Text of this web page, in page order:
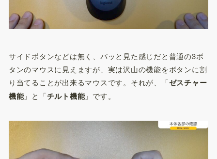
サイドボタンなどは無く、パッと見た感じだと普通の3ボ
タンのマウスに見えますが、実は沢山の機能をボタンに割
り当てることが出来るマウスです。それが、「ゼスチャー
機能」と「チルト機能」です。